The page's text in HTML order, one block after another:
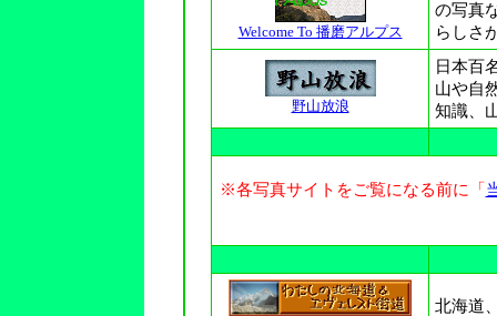
Welcome To 播磨アルプス
の写真
らしさ
野山放浪
日本百
山や自
知識、
※各写真サイトをご覧になる前に「
北海道